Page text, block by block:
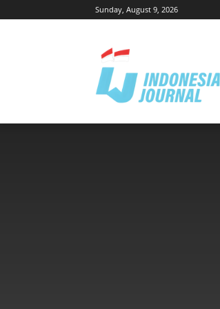
Sunday, August 9, 2026